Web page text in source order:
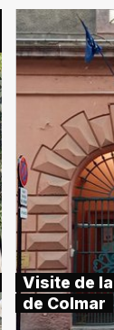
Visite de
de Colmar